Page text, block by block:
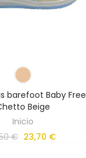
barefoot Baby Free
Beige
Inicio
€ 23,70 €